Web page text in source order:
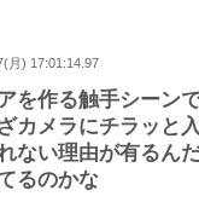
月) 17:01:14.97
を作る触手シーン
カメラにチラッと
ない理由が有るん
るのかな